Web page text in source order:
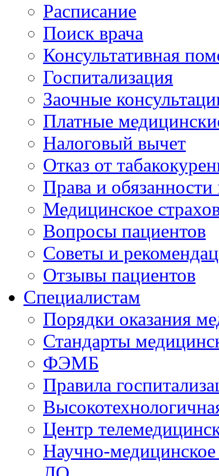
Расписание
Поиск врача
Консультативная
Госпитализация
Заочные
Платные
Налоговый вычет
Отказ от
Права и
Медицинское
Вопросы пациентов
Советы и
Отзывы пациентов
Специалистам
Порядки оказания
Стандарты
ФЭМБ
Правила
Центр
Научно-